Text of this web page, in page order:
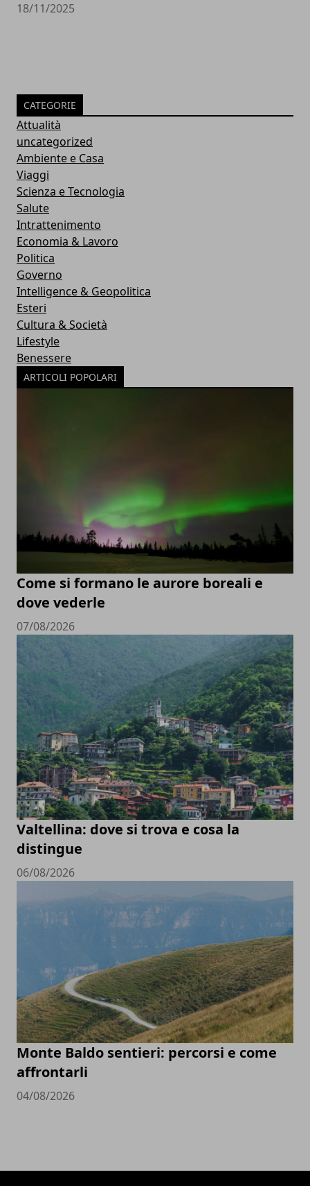
18/11/2025
CATEGORIE
Attualità
uncategorized
Ambiente e Casa
Viaggi
Scienza e Tecnologia
Salute
Intrattenimento
Economia & Lavoro
Politica
Governo
Intelligence & Geopolitica
Esteri
Cultura & Società
Lifestyle
Benessere
ARTICOLI POPOLARI
Come si formano le aurore boreali e
dove vederle
07/08/2026
Valtellina: dove si trova e cosa la
distingue
06/08/2026
Monte Baldo sentieri: percorsi e come
affrontarli
04/08/2026